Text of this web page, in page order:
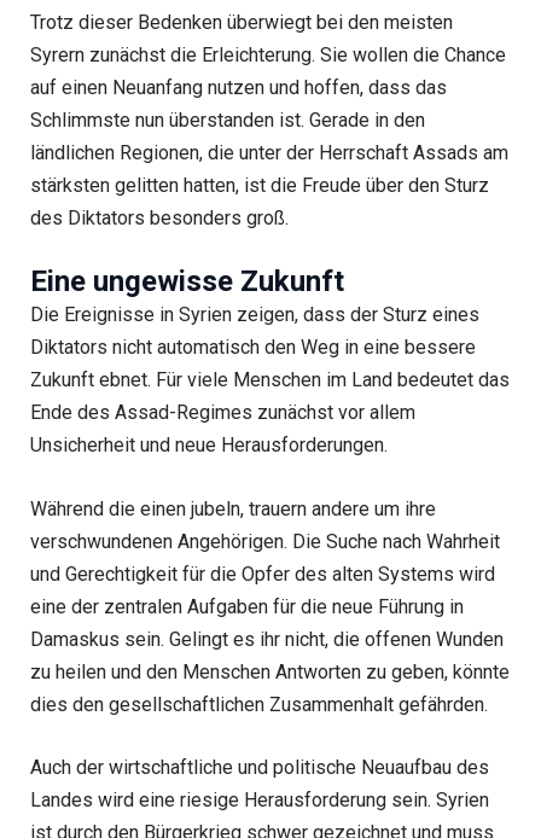
Trotz dieser Bedenken überwiegt bei den meisten
Syrern zunächst die Erleichterung. Sie wollen die Chance
auf einen Neuanfang nutzen und hoffen, dass das
Schlimmste nun überstanden ist. Gerade in den
ländlichen Regionen, die unter der Herrschaft Assads am
stärksten gelitten hatten, ist die Freude über den Sturz
des Diktators besonders groß.
Eine ungewisse Zukunft
Die Ereignisse in Syrien zeigen, dass der Sturz eines
Diktators nicht automatisch den Weg in eine bessere
Zukunft ebnet. Für viele Menschen im Land bedeutet das
Ende des Assad-Regimes zunächst vor allem
Unsicherheit und neue Herausforderungen.
Während die einen jubeln, trauern andere um ihre
verschwundenen Angehörigen. Die Suche nach Wahrheit
und Gerechtigkeit für die Opfer des alten Systems wird
eine der zentralen Aufgaben für die neue Führung in
Damaskus sein. Gelingt es ihr nicht, die offenen Wunden
zu heilen und den Menschen Antworten zu geben, könnte
dies den gesellschaftlichen Zusammenhalt gefährden.
Auch der wirtschaftliche und politische Neuaufbau des
Landes wird eine riesige Herausforderung sein. Syrien
ist durch den Bürgerkrieg schwer gezeichnet und muss